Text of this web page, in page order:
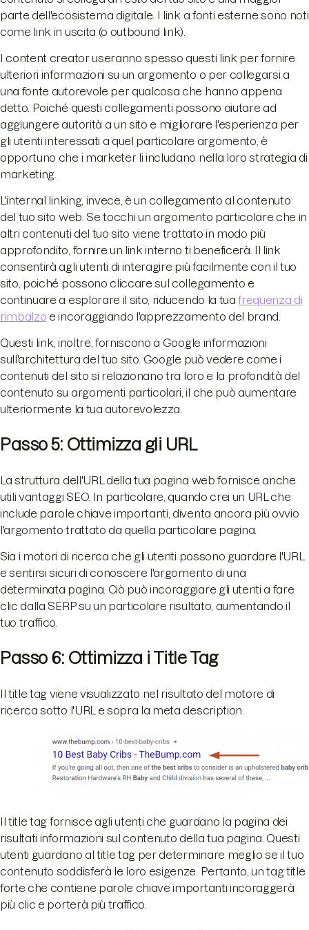
parte dell'ecosistema digitale. I link a fonti esterne sono noti
come link in uscita (o outbound link).
I content creator useranno spesso questi link per fornire
ulteriori informazioni su un argomento o per collegarsi a
una fonte autorevole per qualcosa che hanno appena
detto. Poiché questi collegamenti possono aiutare ad
aggiungere autorità a un sito e migliorare l'esperienza per
gli utenti interessati a quel particolare argomento, è
opportuno che i marketer li includano nella loro strategia di
marketing.
L'internal linking, invece, è un collegamento al contenuto
del tuo sito web. Se tocchi un argomento particolare che in
altri contenuti del tuo sito viene trattato in modo più
approfondito, fornire un link interno ti beneficerà. Il link
consentirà agli utenti di interagire più facilmente con il tuo
sito, poiché possono cliccare sul collegamento e
continuare a esplorare il sito, riducendo la tuafrequenza di
rimbalzo e incoraggiando l'apprezzamento del brand.
Questi link, inoltre, forniscono a Google informazioni
sull'architettura del tuo sito. Google può vedere come i
contenuti del sito si relazionano tra loro e la profondità del
contenuto su argomenti particolari, il che può aumentare
ulteriormente la tua autorevolezza.
Passo 5: Ottimizza gli URL
La struttura dell'URL della tua pagina web fornisce anche
utili vantaggi SEO. In particolare, quando crei un URL che
include parole chiave importanti, diventa ancora più ovvio
l'argomento trattato da quella particolare pagina.
Sia i motori di ricerca che gli utenti possono guardare l'URL
e sentirsi sicuri di conoscere l'argomento di una
determinata pagina. Ciò può incoraggiare gli utenti a fare
clic dalla SERP su un particolare risultato, aumentando il
tuo traffico.
Passo 6: Ottimizza i Title Tag
Il title tag viene visualizzato nel risultato del motore di
ricerca sotto l'URL e sopra la meta description.
Il title tag fornisce agli utenti che guardano la pagina dei
risultati informazioni sul contenuto della tua pagina. Questi
utenti guardano al title tag per determinare meglio se il tuo
contenuto soddisferà le loro esigenze. Pertanto, un tag title
forte che contiene parole chiave importanti incoraggerà
più clic e porterà più traffico.